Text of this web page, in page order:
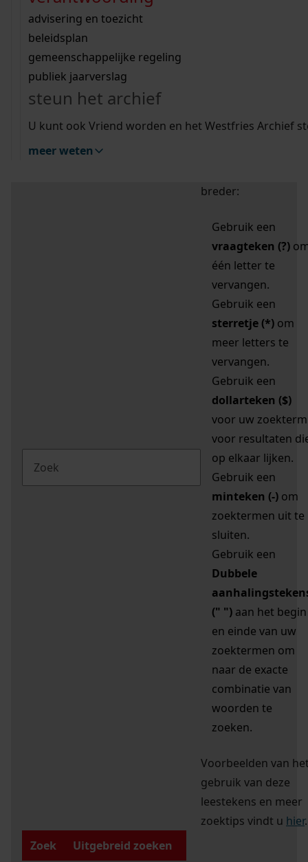
bouwvergunningen
omgevingsvergunningen
vergunningen
beeld en geluid
uitleg nodig?
Wij helpen u op weg met een aantal zoektips.
bekijk alle zoektips
Wij helpen u op weg met een aantal zoektips.
bekijk alle zoektips
bekijk ons geschiedenislokaal
advisering en toezicht
beleidsplan
gemeenschappelijke regeling
publiek jaarverslag
steun het archief
U kunt ook Vriend worden en het Westfries Archief
meer weten
zoektips
Mijn Studiezaal (inloggen)
uw zoekopdracht te
breder:
Gebruik een
vraagteken (?)
één letter te
vervangen.
Gebruik een
sterretje (*) om
meer letters te
vervangen.
Gebruik een
dollarteken ($)
voor uw zoekterm
voor resultaten
op elkaar lijken.
Gebruik een
minteken (-) om
zoektermen uit te
sluiten.
Gebruik een
Dubbele
(" ") aan het begin
en einde van uw
zoektermen om
naar de exacte
combinatie van
woorden te
zoeken.
Voorbeelden van
gebruik van deze
leestekens en meer
zoektips vindt u hier.
Zoek
Uitgebreid zoeken